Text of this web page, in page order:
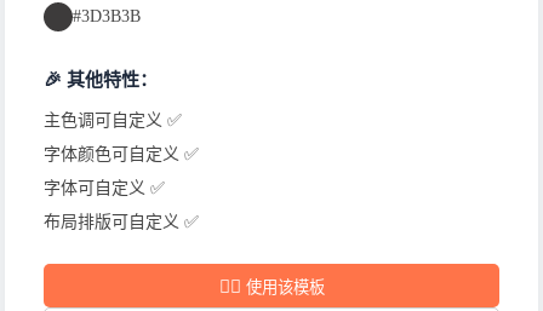
#3D3B3B
🎉 其他特性：
主色调可自定义 ✅
字体颜色可自定义 ✅
字体可自定义 ✅
布局排版可自定义 ✅
✍🏻 使用该模板